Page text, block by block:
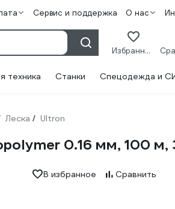
Сервис и поддержка О нас
Избранное
техника Станки Спецодежда и
Леска / Ultron
0.16 мм, 100 м,
В избранное Сравнить